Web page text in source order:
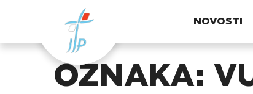
NOVOSTI
OZNAKA: